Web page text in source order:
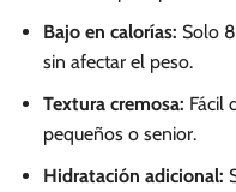
Bajo en calorías: Solo
sin afectar el peso.
Textura cremosa: Fácil
pequeños o senior.
Hidratación adicional: